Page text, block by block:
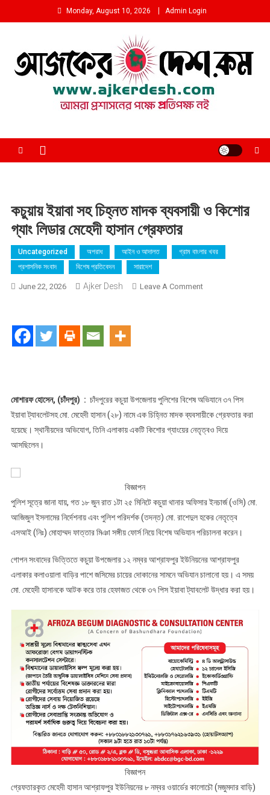
to
Monday, August 10, 2026 Admin Login
কচুয়ায় ইয়াবা সহ চিহ্নত মাদক ব্যবসায়ী ও কিশোর
গ্যাং লিডার মেহেদী হাসান গ্রেফতার
Uncategorized অপরাধ আইন ও আদালত
গ্রাম বাংলার খবর
প্রশাসনিক সংবাদ
বিশেষ প্রতিবেদন সারাদেশ
June 22, 2026 Ajker Desh Leave A CommentOn
কিশোর
গ্যাং
লিডার
মোশারফ হোসেন, (চাঁদপুর) : চাঁদপুরের কচুয়া উপজেলায় পুলিশের বিশেষ অভিযানে ৩৭ পিস
ইয়াবা ট্যাবলেটসহ মো. মেহেদী হাসান (২৮) নামে এক চিহ্নিত মাদক ব্যবসায়ীকে গ্রেফতার করা
হয়েছে। স্থানীয়দের অভিযোগ, তিনি এলাকায় একটি কিশোর গ্যাংয়ের নেতৃত্বও দিয়ে
আসছিলেন।
বিজ্ঞাপন
পুলিশ সূত্রে জানা যায়, গত ১৮ জুন রাত ১টা ২৫ মিনিটে কচুয়া থানার অফিসার ইনচার্জ (ওসি) মো.
আজিজুল ইসলামের নির্দেশনায় এবং পুলিশ পরিদর্শক (তদন্ত) মো. রাশেদুল হকের নেতৃত্বে
এসআই (নিঃ) মোহাম্মদ ফাত্তার মিঞা সঙ্গীয় ফোর্স নিয়ে বিশেষ অভিযান পরিচালনা করেন।
গোপন সংবাদের ভিত্তিতে কচুয়া উপজেলার ১২ নম্বর আশ্রাফপুর ইউনিয়নের আশ্রাফপুর
এলাকার কলাওয়ালা বাড়ির পাশে জসিমের চায়ের দোকানের সামনে অভিযান চালানো হয়। এ সময়
মো. মেহেদী হাসানকে আটক করে তার হেফাজত থেকে ৩৭ পিস ইয়াবা ট্যাবলেট উদ্ধার করা হয়।
বিজ্ঞাপন
গ্রেফতারকৃত মেহেদী হাসান আশ্রাফপুর ইউনিয়নের ৮ নম্বর ওয়ার্ডের কালোচৌ (মজুমদার বাড়ি)